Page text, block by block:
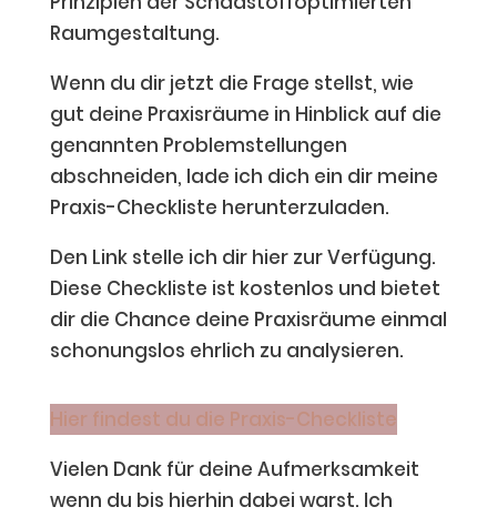
Raumgestaltung.
Wenn du dir jetzt die Frage stellst, wie
gut deine Praxisräume in Hinblick auf die
genannten Problemstellungen
abschneiden, lade ich dich ein dir meine
Praxis-Checkliste herunterzuladen.
Den Link stelle ich dir hier zur Verfügung.
Diese Checkliste ist kostenlos und bietet
dir die Chance deine Praxisräume einmal
schonungslos ehrlich zu analysieren.
Hier findest du die Praxis-Checkliste
Vielen Dank für deine Aufmerksamkeit
wenn du bis hierhin dabei warst. Ich